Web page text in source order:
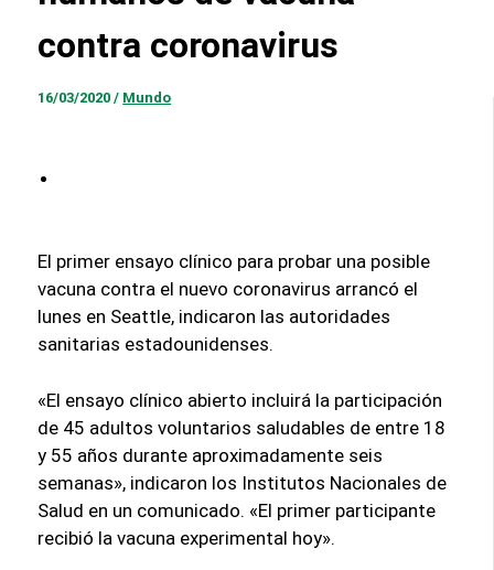
contra coronavirus
16/03/2020/ Mundo
El primer ensayo clínico para probar una posible
vacuna contra el nuevo coronavirus arrancó el
lunes en Seattle, indicaron las autoridades
sanitarias estadounidenses.
«El ensayo clínico abierto incluirá la participación
de 45 adultos voluntarios saludables de entre 18
y 55 años durante aproximadamente seis
semanas», indicaron los Institutos Nacionales de
Salud en un comunicado. «El primer participante
recibió la vacuna experimental hoy».